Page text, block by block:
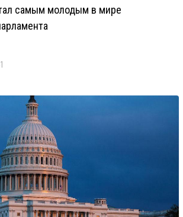
самым молодым в мире